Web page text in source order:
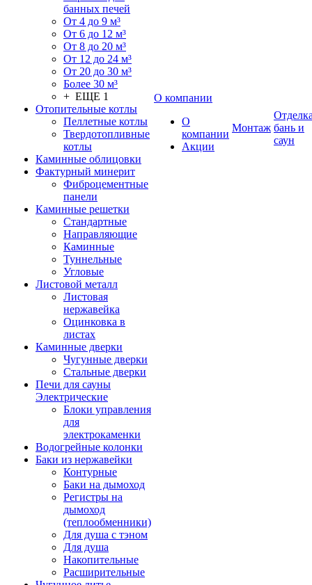
банных печей
От 4 до 9 м³
От 6 до 12 м³
От 8 до 20 м³
От 12 до 24 м³
От 20 до 30 м³
Более 30 м³
+ ЕЩЕ 1
Отопительные котлы
Пеллетные котлы
Твердотопливные
котлы
Каминные облицовки
Фактурный минерит
Фиброцементные
панели
Каминные решетки
Стандартные
Направляющие
Каминные
Туннельные
Угловые
Листовой металл
Листовая
нержавейка
Оцинковка в
листах
Каминные дверки
Чугунные дверки
Стальные дверки
Печи для сауны
Электрические
Блоки управления
для
электрокаменки
Водогрейные колонки
Баки из нержавейки
Контурные
Баки на дымоход
Регистры на
дымоход
(теплообменники)
Для душа с тэном
Для душа
Накопительные
Расширительные
О компании
О
компании
Акции
Монтаж бань и
саун